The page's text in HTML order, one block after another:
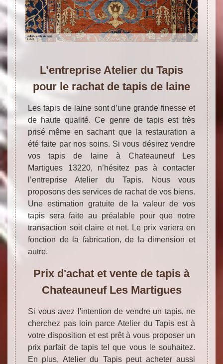
L’entreprise Atelier du Tapis
pour le rachat de tapis de laine
Les tapis de laine sont d’une grande finesse et
de haute qualité. Ce genre de tapis est très
prisé même en sachant que la restauration a
été faite par nos soins. Si vous désirez vendre
vos tapis de laine à Chateauneuf Les
Martigues 13220, n’hésitez pas à contacter
l’entreprise Atelier du Tapis. Nous vous
proposons des services de rachat de vos biens.
Une estimation gratuite de la valeur de vos
tapis sera faite au préalable pour que notre
transaction soit claire et net. Le prix variera en
fonction de la fabrication, de la dimension et
autre.
Prix d'achat et vente de tapis à
Chateauneuf Les Martigues
Si vous avez l'intention de vendre un tapis, ne
cherchez pas loin parce Atelier du Tapis est à
votre disposition et est prêt à vous proposer un
prix parfait de tapis tel que vous le souhaitez.
En plus, Atelier du Tapis peut acheter aussi